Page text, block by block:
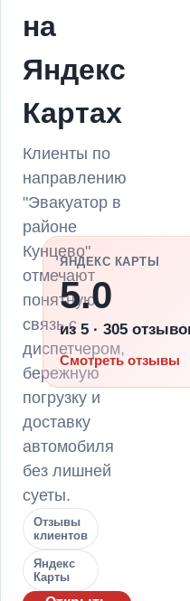
на
Яндекс
Картах
Клиенты по
направлению
"Эвакуатор в
районе
Кунцево"
отмечают
понятную
связь с
диспетчером,
бережную
погрузку и
доставку
автомобиля
без лишней
суеты.
Отзывы
клиентов
Яндекс
Карты
ЯНДЕКС КАРТЫ
5.0
из 5 · 305
Смотреть отзывы